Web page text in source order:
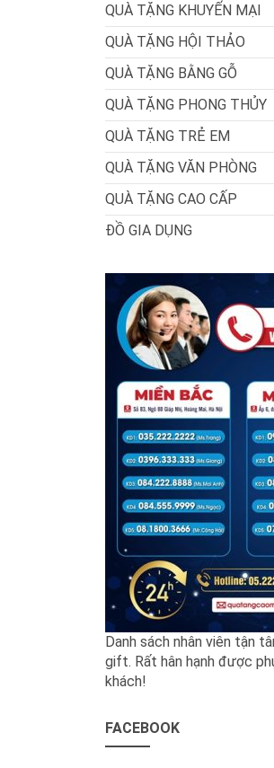
QUÀ TẶNG KHUYẾN MẠI
QUÀ TẶNG HỘI THẢO
QUÀ TẶNG BẰNG GỖ
QUÀ TẶNG PHONG THỦY
QUÀ TẶNG TRẺ EM
QUÀ TẶNG VĂN PHÒNG
QUÀ TẶNG CAO CẤP
ĐỒ GIA DỤNG
Danh sách nhân viên tận
gift. Rất hân hạnh được
khách!
FACEBOOK